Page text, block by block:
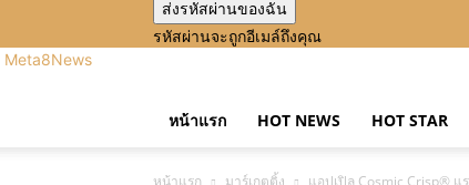
รหัสผ่านจะถูกอีเมล์ถึงคุณ
Meta8News
หน้าแรก HOT NEWS HOT STAR
หน้าแรก มาร์เกตติ้ง แอปเปิล Cosmic Crisp® แ